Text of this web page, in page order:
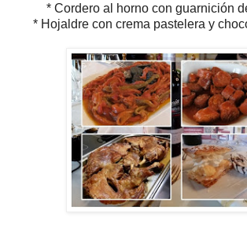
* Cordero al horno con guarnición
* Hojaldre con crema pastelera y